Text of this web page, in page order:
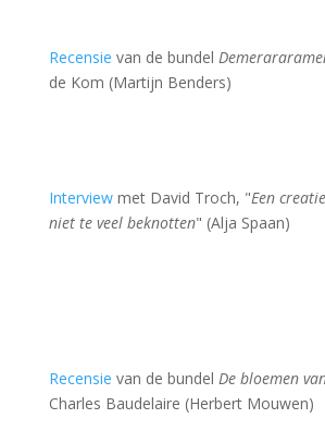
Recensie van de bundel
de Kom (Martijn Benders)
Interviewmet David Troch, "Een
niet te veel beknotten" (Alja Spaan)
Recensie van de bundel De bloemen
Charles Baudelaire (Herbert Mouwen)